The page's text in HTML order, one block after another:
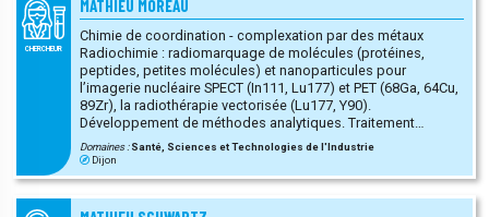
Réglementation de la pharmacovigilance Marché des
produits de santé : Propriété intellectuelle et produits de
santé Problématique de contrefaçon/falsification
CHERCHEUR
MATHIEU MOREAU
Chimie de coordination - complexation par des métaux
Radiochimie : radiomarquage de molécules (protéines,
peptides, petites molécules) et nanoparticules pour
l’imagerie nucléaire SPECT (In111, Lu177) et PET (68Ga, 64Cu,
89Zr), la radiothérapie vectorisée (Lu177, Y90).
Développement de méthodes analytiques. Traitement
d'images (imagerie optique, TEP, SPECT)
Domaines :Santé, Sciences et Technologies de l'Industrie
Dijon